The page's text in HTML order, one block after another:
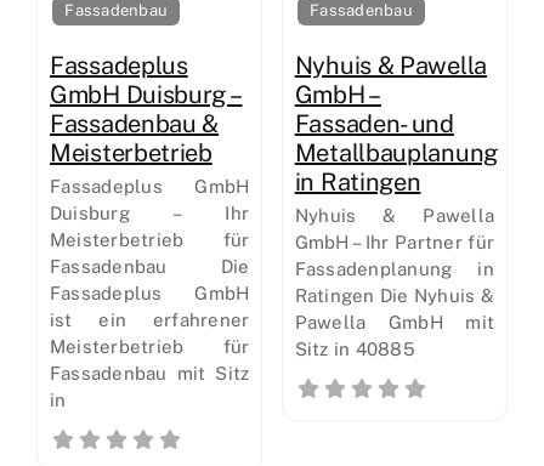
Fassadenbau
Fassadeplus
GmbH Duisburg –
Fassadenbau &
Meisterbetrieb
Fassadeplus GmbH
Duisburg – Ihr
Meisterbetrieb für
Fassadenbau Die
Fassadeplus GmbH
ist ein erfahrener
Meisterbetrieb für
Fassadenbau mit Sitz
in
Fassadenbau
Nyhuis & Pawella
GmbH –
Fassaden- und
Metallbauplanung
in Ratingen
Nyhuis & Pawella
GmbH – Ihr Partner für
Fassadenplanung in
Ratingen Die Nyhuis &
Pawella GmbH mit
Sitz in 40885